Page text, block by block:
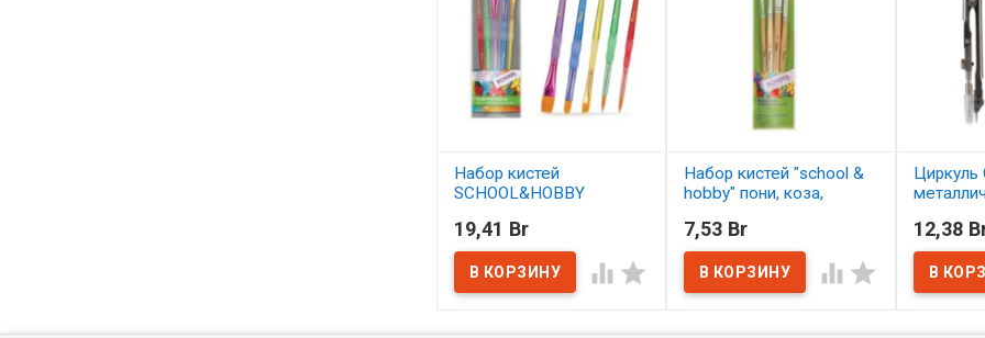
Набор кистей
SCHOOL&HOBBY
АССОРТИ
В наличии
19,41 Br
 
Набор кистей "school &
hobby" пони, коза,
В наличии
7,53 Br
 
Циркуль
В
12,38